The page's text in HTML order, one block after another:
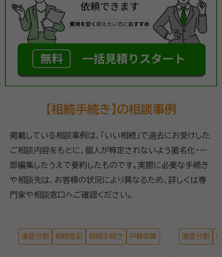
【相続手続き】の相談事例
掲載している相談事例は、「いい相続」で過去にお受けした
ご相談内容をもとに、個人が特定されないよう匿名化・一
部編集したうえで要約したものです。実際に必要な手続き
や相談先は、お客様の状況により異なるため、詳しくは専
門家や相談窓口へご確認ください。
遺産分割 相続登記 相続手続き 戸籍収集 遺産分割